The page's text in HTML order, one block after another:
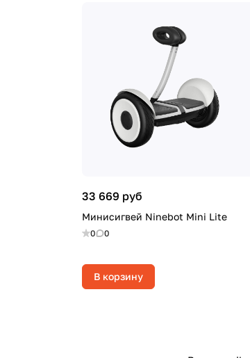
33 669 руб
Минисигвей Ninebot Mini Lite
0 0
В корзину